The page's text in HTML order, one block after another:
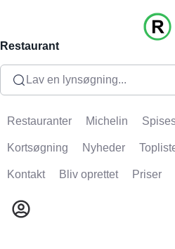
Restaurant
Lav en lynsøgning...
Restauranter Michelin
Kortsøgning Nyheder
Kontakt Bliv oprettet Priser